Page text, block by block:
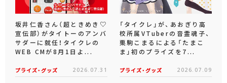
坂井仁香さん（超ときめき♡
宣伝部）がタイトーのアンバ
サダーに就任！タイクレの
WEB CMが8月1日よ...
プライズ・グッズ 2026.07.31
「タイクレ」が、あおぎり高
校所属VTuberの音霊魂子、
栗駒こまるによる「たまこ
ま」初のプライズを7...
プライズ・グッズ 2026.07.09